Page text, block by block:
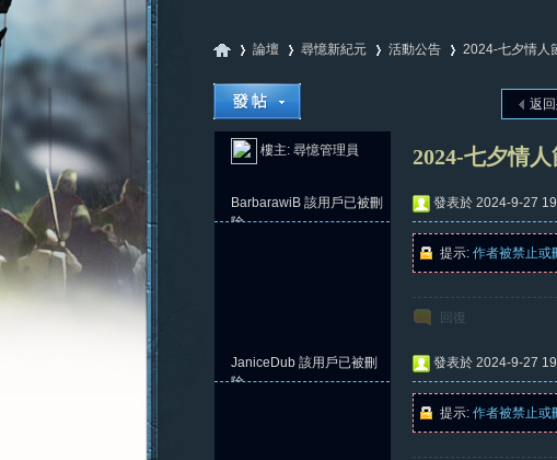
»
論壇
›
尋憶新紀元 活動公告 2024-七夕情人
返
樓主: 尋憶管理員 2024-七夕情
BarbarawiB 該用戶已被刪
除
發表於 2024-9-27
提示: 作者被禁止或
回復
JaniceDub 該用戶已被刪
除
發表於 2024-9-27
提示: 作者被禁止或